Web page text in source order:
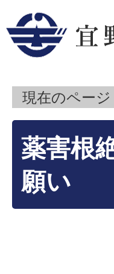
現在のページ
薬害根
願い